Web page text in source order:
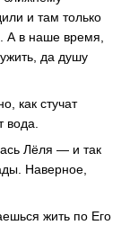
и там только
А в наше время,
да душу
как стучат
вода.
Лёля — и так
Наверное,
жить по Его